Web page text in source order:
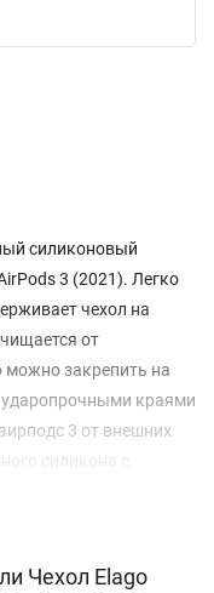
силиконовый
3 (2021). Легко
чехол на
от
можно закрепить на
ударопрочными краями
3 от внешних
силикона с
беспроводной
Чехол Elago